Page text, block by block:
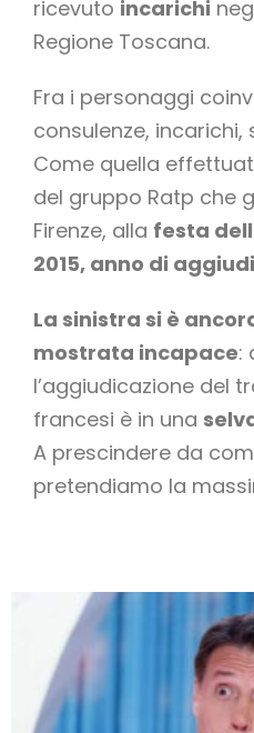
ricevuto incarichi
Regione Toscana.
Fra i personaggi
consulenze, incarichi,
Come quella
del gruppo Ratp che
Firenze, alla festa
2015, anno di
La sinistra si è
mostrata incapace:
l’aggiudicazione del
francesi è in una
A prescindere da
pretendiamo la